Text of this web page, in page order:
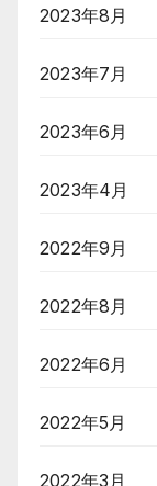
2023年8月
2023年7月
2023年6月
2023年4月
2022年9月
2022年8月
2022年6月
2022年5月
2022年3月